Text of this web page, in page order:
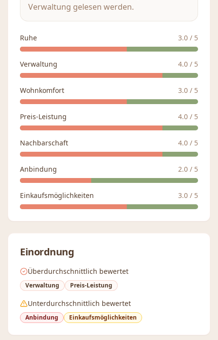
Verwaltung gelesen werden.
Ruhe 3.0 / 5
Verwaltung 4.0 / 5
Wohnkomfort 3.0 / 5
Preis-Leistung 4.0 / 5
Nachbarschaft 4.0 / 5
Anbindung 2.0 / 5
Einkaufsmöglichkeiten 3.0 / 5
Einordnung
Überdurchschnittlich bewertet
Verwaltung Preis-Leistung
Unterdurchschnittlich bewertet
Anbindung Einkaufsmöglichkeiten